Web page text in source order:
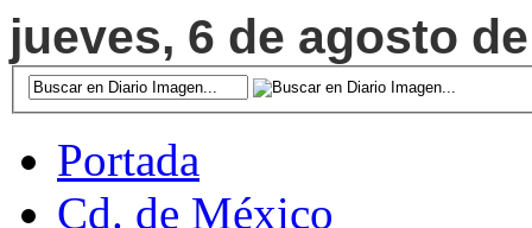
jueves, 6 de agosto
Portada
Cd. de México